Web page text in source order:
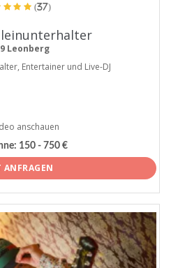
(37)
Leonberg
Entertainer und Live-DJ
anschauen
150 - 750 €
ANFRAGEN